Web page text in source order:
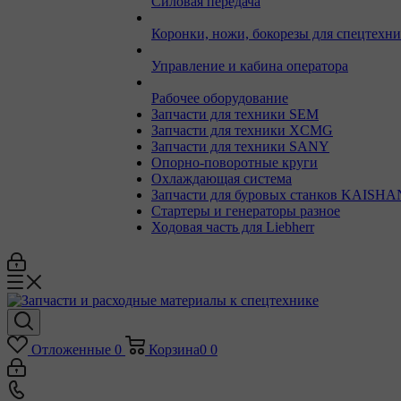
Коронки, ножи, бокорезы для
Управление и кабина оператора
Рабочее оборудование
Запчасти для техники SEM
Запчасти для техники XCMG
Запчасти для техники SANY
Опорно-поворотные круги
Охлаждающая система
Запчасти для буровых станков
Стартеры и генераторы разное
Ходовая часть для Liebherr
Отложенные 0 Корзина0 0